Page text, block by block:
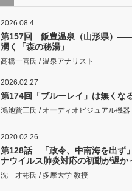
2026.08.4
第157回 飯豊温泉（山形県）
湧く「森の秘湯」
高橋一喜氏 / 温泉アナリスト
2026.02.27
第174回「ブルーレイ」は無くな
鴻池賢三氏 / オーディオビジュアル機
2020.02.26
第128話 「政令、中南海を出ず
ナウイルス肺炎対応の初動が遅か
沈 才彬氏 / 多摩大学 教授